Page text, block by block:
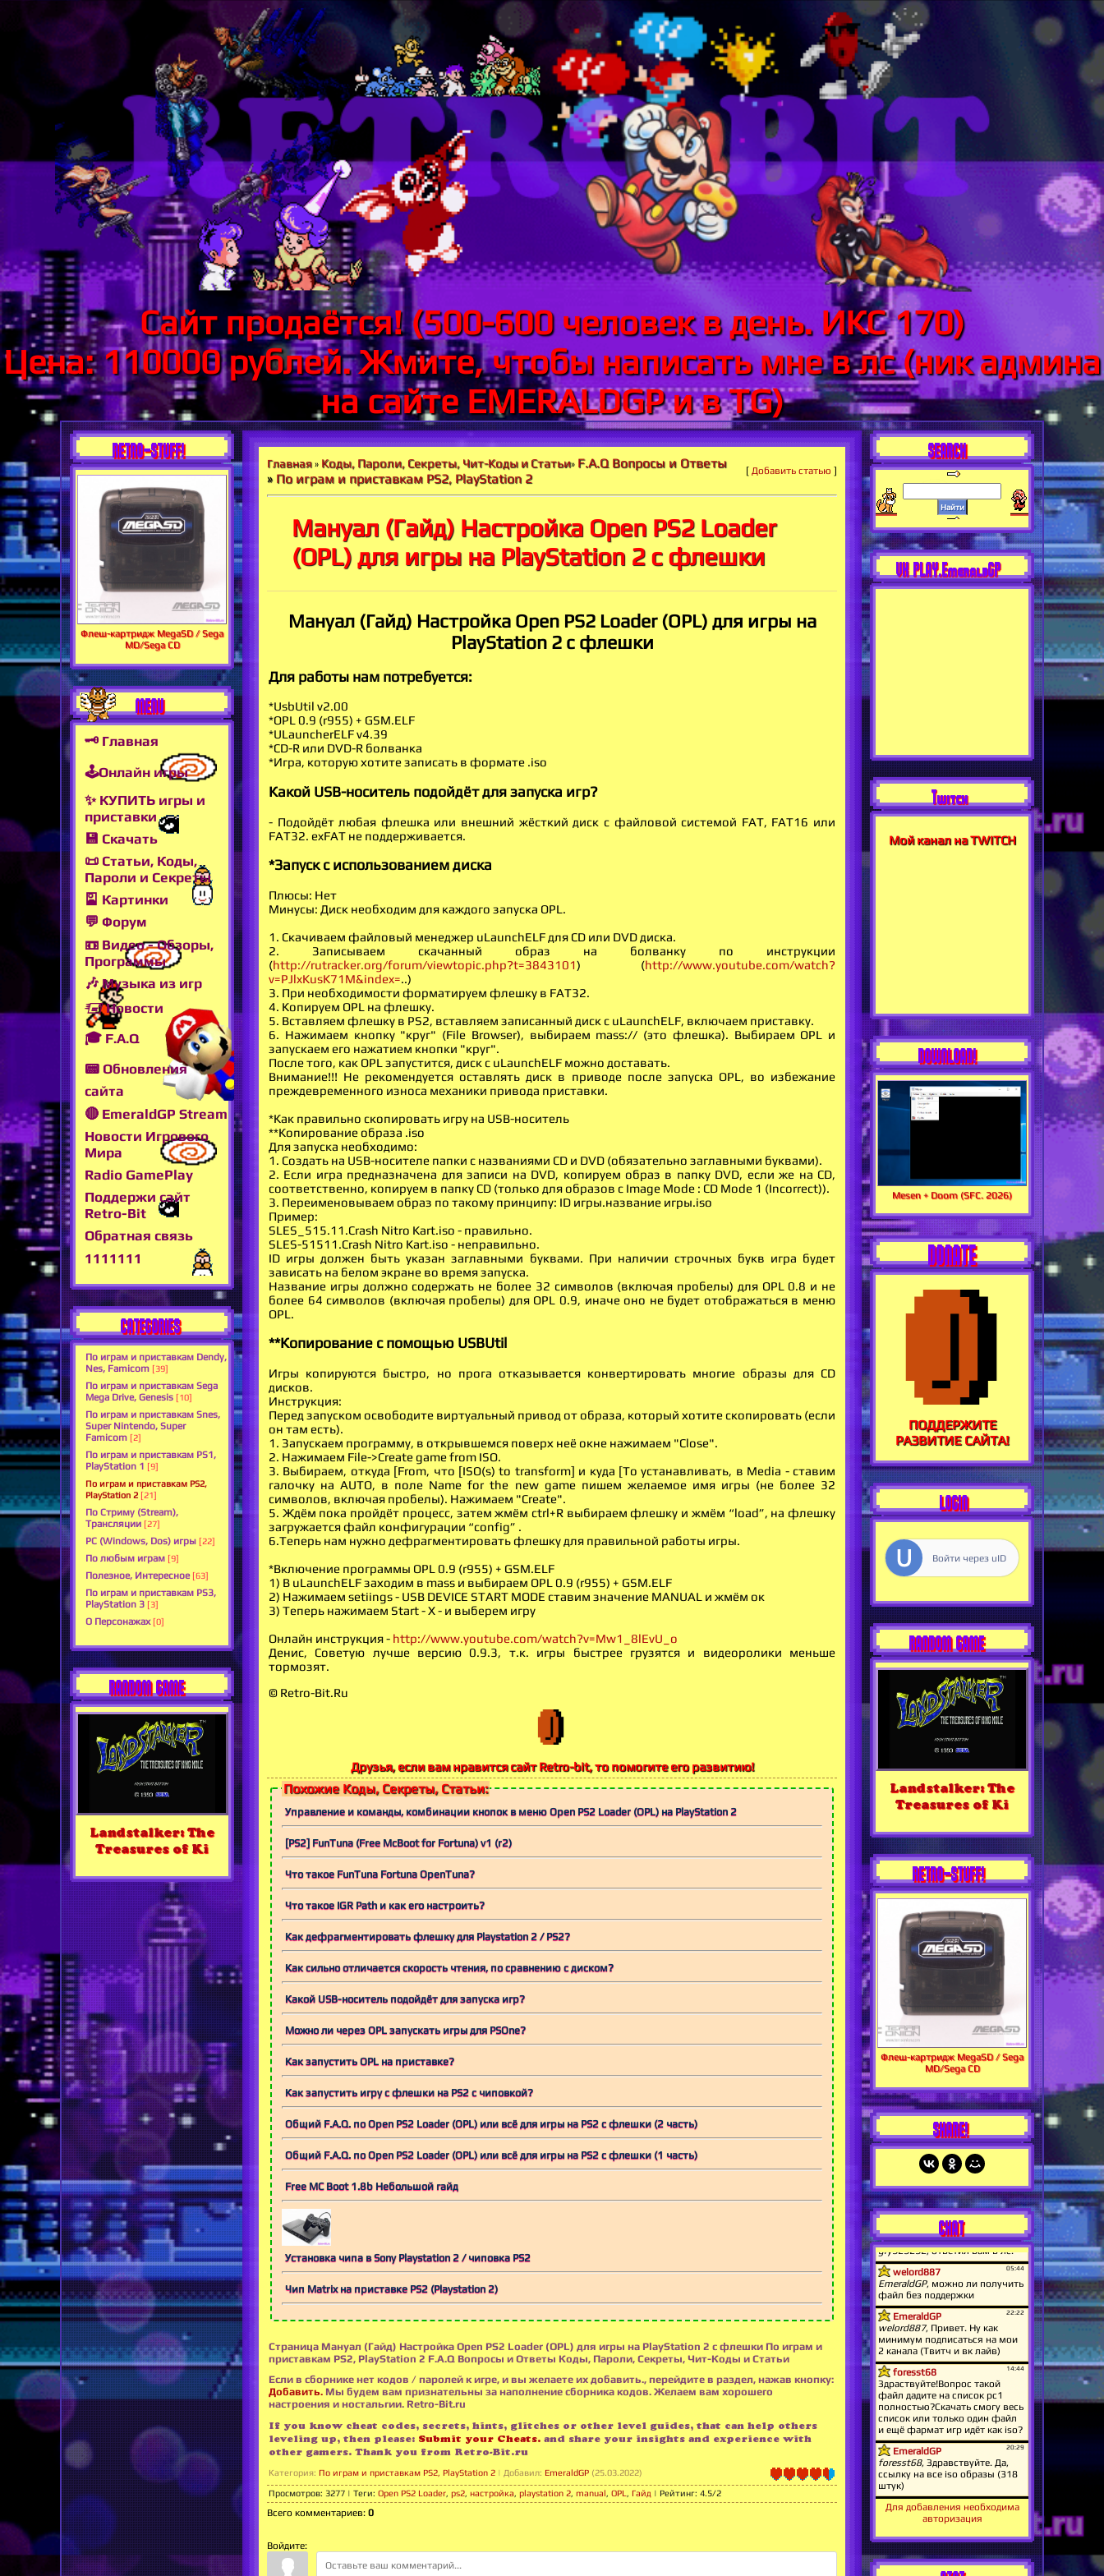
Сайт продаётся! (500-600 человек в день. ИКС 170)
Цена: 110000 рублей. Жмите, чтобы написать мне в лс (ник админа
на сайте EMERALDGP и в TG)
RETRO-STUFF!
Флеш-картридж MegaSD / Sega
MD/Sega CD
MENU
🗝 Главная
🕹Онлайн игры
✨ КУПИТЬ игры и
приставки
💾 Скачать
📜 Статьи, Коды,
Пароли и Секреты
🎴 Картинки
💬 Форум
📼 Видео - Обзоры,
Программы
🎶 Музыка из игр
🖅 Новости
🎓 F.A.Q
📟 Обновления
сайта
🔴 EmeraldGP Stream
Новости Игрового
Мира
Radio GamePlay
Поддержи сайт
Retro-Bit
Обратная связь
1111111
CATEGORIES
По играм и приставкам Dendy,
Nes, Famicom [39]
По играм и приставкам Sega
Mega Drive, Genesis [10]
По играм и приставкам Snes,
Super Nintendo, Super
Famicom [2]
По играм и приставкам PS1,
PlayStation 1 [9]
По играм и приставкам PS2,
PlayStation 2 [21]
По Стриму (Stream),
Трансляции [27]
PC (Windows, Dos) игры [22]
По любым играм [9]
Полезное, Интересное [63]
По играм и приставкам PS3,
PlayStation 3 [3]
О Персонажах [0]
RANDOM GAME
Landstalker: The
Treasures of Ki
Главная » Коды, Пароли, Секреты, Чит-Коды и Статьи» F.A.Q Вопросы и Ответы
» По играм и приставкам PS2, PlayStation 2 [ Добавить статью ]
Мануал (Гайд) Настройка Open PS2 Loader
(OPL) для игры на PlayStation 2 c флешки
Мануал (Гайд) Настройка Open PS2 Loader (OPL) для игры на
PlayStation 2 c флешки
Для работы нам потребуется:
*UsbUtil v2.00
*OPL 0.9 (r955) + GSM.ELF
*ULauncherELF v4.39
*CD-R или DVD-R болванка
*Игра, которую хотите записать в формате .iso
Какой USB-носитель подойдёт для запуска игр?
- Подойдёт любая флешка или внешний жёсткий диск с файловой системой FAT, FAT16 или
FAT32. exFAT не поддерживается.
*Запуск с использованием диска
Плюсы: Нет
Минусы: Диск необходим для каждого запуска OPL.
1. Скачиваем файловый менеджер uLaunchELF для CD или DVD диска.
2. Записываем скачанный образ на болванку по инструкции
(http://rutracker.org/forum/viewtopic.php?t=3843101) (http://www.youtube.com/watch?
v=PJlxKusK71M&index=..)
3. При необходимости форматируем флешку в FAT32.
4. Копируем OPL на флешку.
5. Вставляем флешку в PS2, вставляем записанный диск с uLaunchELF, включаем приставку.
6. Нажимаем кнопку "круг" (File Browser), выбираем mass:// (это флешка). Выбираем OPL и
запускаем его нажатием кнопки "круг".
После того, как OPL запустится, диск с uLaunchELF можно доставать.
Внимание!!! Не рекомендуется оставлять диск в приводе после запуска OPL, во избежание
преждевременного износа механики привода приставки.
*Как правильно скопировать игру на USB-носитель
**Копирование образа .iso
Для запуска необходимо:
1. Создать на USB-носителе папки с названиями CD и DVD (обязательно заглавными буквами).
2. Если игра предназначена для записи на DVD, копируем образ в папку DVD, если же на CD,
соответственно, копируем в папку CD (только для образов с Image Mode : CD Mode 1 (Incorrect)).
3. Переименовываем образ по такому принципу: ID игры.название игры.iso
Пример:
SLES_515.11.Crash Nitro Kart.iso - правильно.
SLES-51511.Crash Nitro Kart.iso - неправильно.
ID игры должен быть указан заглавными буквами. При наличии строчных букв игра будет
зависать на белом экране во время запуска.
Название игры должно содержать не более 32 символов (включая пробелы) для OPL 0.8 и не
более 64 символов (включая пробелы) для OPL 0.9, иначе оно не будет отображаться в меню
OPL.
**Копирование с помощью USBUtil
Игры копируются быстро, но прога отказывается конвертировать многие образы для CD
дисков.
Инструкция:
Перед запуском освободите виртуальный привод от образа, который хотите скопировать (если
он там есть).
1. Запускаем программу, в открывшемся поверх неё окне нажимаем "Close".
2. Нажимаем File->Create game from ISO.
3. Выбираем, откуда [From, что [ISO(s) to transform] и куда [To устанавливать, в Media - ставим
галочку на AUTO, в поле Name for the new game пишем желаемое имя игры (не более 32
символов, включая пробелы). Нажимаем "Create".
5. Ждём пока пройдёт процесс, затем жмём ctrl+R выбираем флешку и жмём “load”, на флешку
загружается файл конфигурации “config” .
6.Теперь нам нужно дефрагментировать флешку для правильной работы игры.
*Включение программы OPL 0.9 (r955) + GSM.ELF
1) В uLaunchELF заходим в mass и выбираем OPL 0.9 (r955) + GSM.ELF
2) Нажимаем setiings - USB DEVICE START MODE ставим значение MANUAL и жмём ок
3) Теперь нажимаем Start - X - и выберем игру
Онлайн инструкция - http://www.youtube.com/watch?v=Mw1_8lEvU_o
Денис, Советую лучше версию 0.9.3, т.к. игры быстрее грузятся и видеоролики меньше
тормозят.
© Retro-Bit.Ru
Друзья, если вам нравится сайт Retro-bit, то помогите его развитию!
Похожие Коды, Секреты, Статьи:
Управление и команды, комбинации кнопок в меню Open PS2 Loader (OPL) на PlayStation 2
[PS2] FunTuna (Free McBoot for Fortuna) v1 (r2)
Что такое FunTuna Fortuna OpenTuna?
Что такое IGR Path и как его настроить?
Как дефрагментировать флешку для Playstation 2 / PS2?
Как сильно отличается скорость чтения, по сравнению с диском?
Какой USB-носитель подойдёт для запуска игр?
Можно ли через OPL запускать игры для PSOne?
Как запустить OPL на приставке?
Как запустить игру с флешки на PS2 с чиповкой?
Общий F.A.Q. по Open PS2 Loader (OPL) или всё для игры на PS2 с флешки (2 часть)
Общий F.A.Q. по Open PS2 Loader (OPL) или всё для игры на PS2 с флешки (1 часть)
Free MC Boot 1.8b Небольшой гайд
Установка чипа в Sony Playstation 2 / чиповка PS2
Чип Matrix на приставке PS2 (Playstation 2)
Страница Мануал (Гайд) Настройка Open PS2 Loader (OPL) для игры на PlayStation 2 c флешки По играм и
приставкам PS2, PlayStation 2 F.A.Q Вопросы и Ответы Коды, Пароли, Секреты, Чит-Коды и Статьи
Если в сборнике нет кодов / паролей к игре, и вы желаете их добавить., перейдите в раздел, нажав кнопку:
Добавить. Мы будем вам признательны за наполнение сборника кодов. Желаем вам хорошего
настроения и ностальгии. Retro-Bit.ru
If you know cheat codes, secrets, hints, glitches or other level guides, that can help others
leveling up, then please: Submit your Cheats. and share your insights and experience with
other gamers. Thank you from Retro-Bit.ru
Категория: По играм и приставкам PS2, PlayStation 2 | Добавил: EmeraldGP (25.03.2022)
Просмотров: 3277 | Теги: Open PS2 Loader, ps2, настройка, playstation 2, manual, OPL , Гайд | Рейтинг: 4.5/2
Всего комментариев: 0
Войдите:
SEARCH
VK PLAY.EmeraldGP
Twitch
Мой канал на TWITCH
DOWNLOAD!
Mesen + Doom (SFC. 2026)
DONATE
ПОДДЕРЖИТЕ
РАЗВИТИЕ САЙТА!
LOGIN
Войти через uID
RANDOM GAME
Landstalker: The
Treasures of Ki
RETRO-STUFF!
Флеш-картридж MegaSD / Sega
MD/Sega CD
SHARE!
CHAT
Для добавления необходима
авторизация